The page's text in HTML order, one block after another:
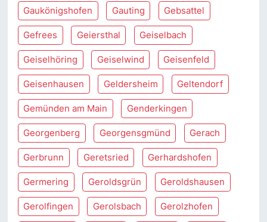
Gaukönigshofen Gauting Gebsattel
Gefrees Geiersthal Geiselbach
Geiselhöring Geiselwind Geisenfeld
Geisenhausen Geldersheim Geltendorf
Gemünden am Main Genderkingen
Georgenberg Georgensgmünd Gerach
Gerbrunn Geretsried Gerhardshofen
Germering Geroldsgrün Geroldshausen
Gerolfingen Gerolsbach Gerolzhofen